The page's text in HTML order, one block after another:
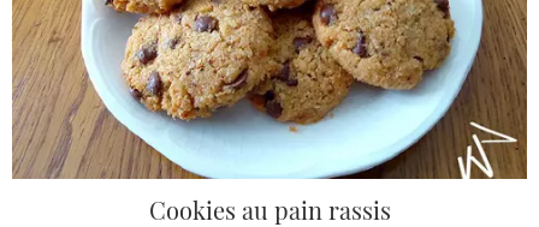
Cookies au pain rassis